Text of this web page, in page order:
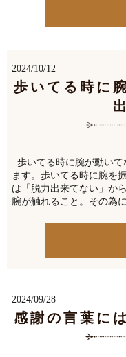
2024/10/12
歩いてる時に
歩いてる時に腕が動い
ます。歩いてる時に腕を
は「脱力出来てない」か
腕が触れること。その為
2024/09/28
感謝の言葉に